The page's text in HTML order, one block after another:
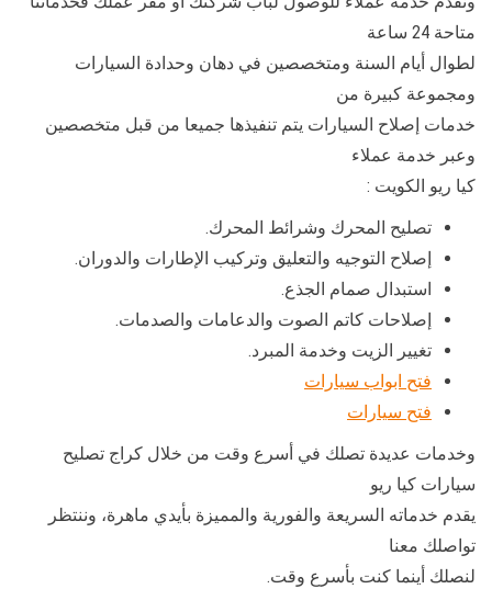
متاحة 24 ساعة
لطوال أيام السنة ومتخصصين في دهان وحدادة السيارات
ومجموعة كبيرة من
خدمات إصلاح السيارات يتم تنفيذها جميعا من قبل متخصصين
وعبر خدمة عملاء
كيا ريو الكويت :
تصليح المحرك وشرائط المحرك.
إصلاح التوجيه والتعليق وتركيب الإطارات والدوران.
استبدال صمام الجذع.
إصلاحات كاتم الصوت والدعامات والصدمات.
تغيير الزيت وخدمة المبرد.
فتح ابواب سيارات
فتح سيارات
وخدمات عديدة تصلك في أسرع وقت من خلال كراج تصليح
سيارات كيا ريو
يقدم خدماته السريعة والفورية والمميزة بأيدي ماهرة، وننتظر
تواصلك معنا
لنصلك أينما كنت بأسرع وقت.